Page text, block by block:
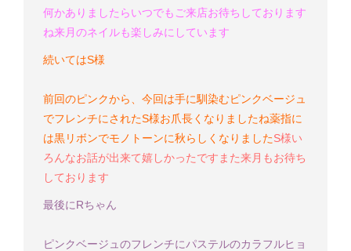
何かありましたらいつでもご来店お待ちしております
ね来月のネイルも楽しみにしています
続いてはS様
前回のピンクから、今回は手に馴染むピンクベージュ
でフレンチにされたS様お爪長くなりましたね薬指に
は黒リボンでモノトーンに秋らしくなりましたS様い
ろんなお話が出来て嬉しかったです また来月もお待ち
しております
最後にRちゃん
ピンクベージュのフレンチにパステルのカラフルヒョ